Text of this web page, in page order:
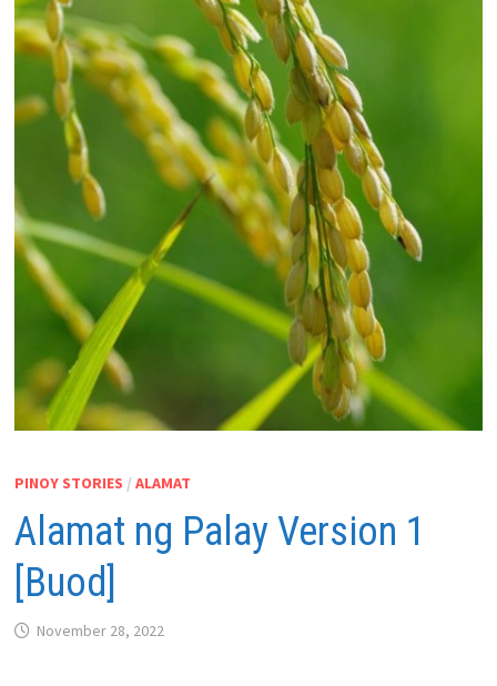
PINOY STORIES / ALAMAT
Alamat ng Palay Version 1
[Buod]
November 28, 2022